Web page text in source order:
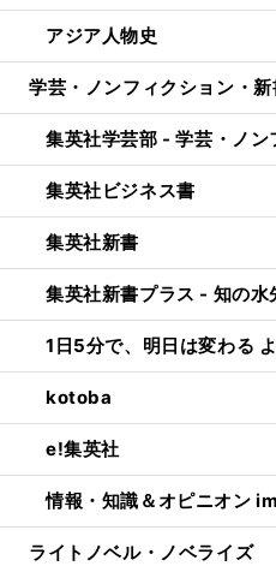
アジア人物史
学芸・ノンフィクション・新
集英社学芸部 - 学芸・ノン
集英社ビジネス書
集英社新書
集英社新書プラス - 知の水
1日5分で、明日は変わる
kotoba
e!集英社
情報・知識＆オピニオン
ライトノベル・ノベライズ